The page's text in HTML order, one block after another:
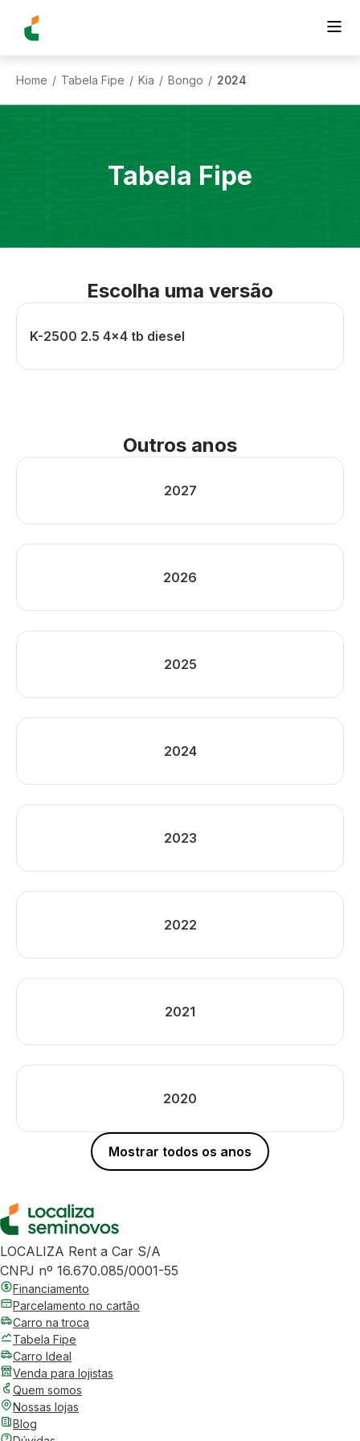
Home / Tabela Fipe / Kia / Bongo / 2024
Tabela Fipe
Escolha uma versão
K-2500 2.5 4x4 tb diesel
Outros anos
2027
2026
2025
2024
2023
2022
2021
2020
Mostrar todos os anos
LOCALIZA Rent a Car S/A
CNPJ nº 16.670.085/0001-55
Financiamento
Parcelamento no cartão
Carro na troca
Tabela Fipe
Carro Ideal
Venda para lojistas
Quem somos
Nossas lojas
Blog